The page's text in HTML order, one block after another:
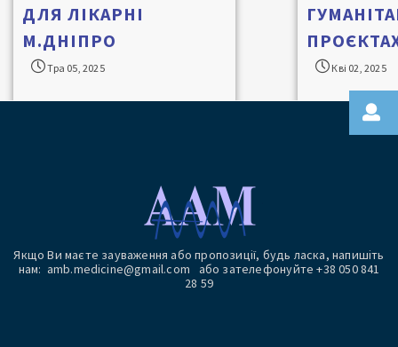
ДЛЯ ЛІКАРНІ
М.ДНІПРО
Тра 05, 2025 Кві 02, 2025
Якщо Ви маєте зауваження або пропозиції, будь ласка, напишіть
нам: amb.medicine@gmail.com або зателефонуйте +38 050 841
28 59